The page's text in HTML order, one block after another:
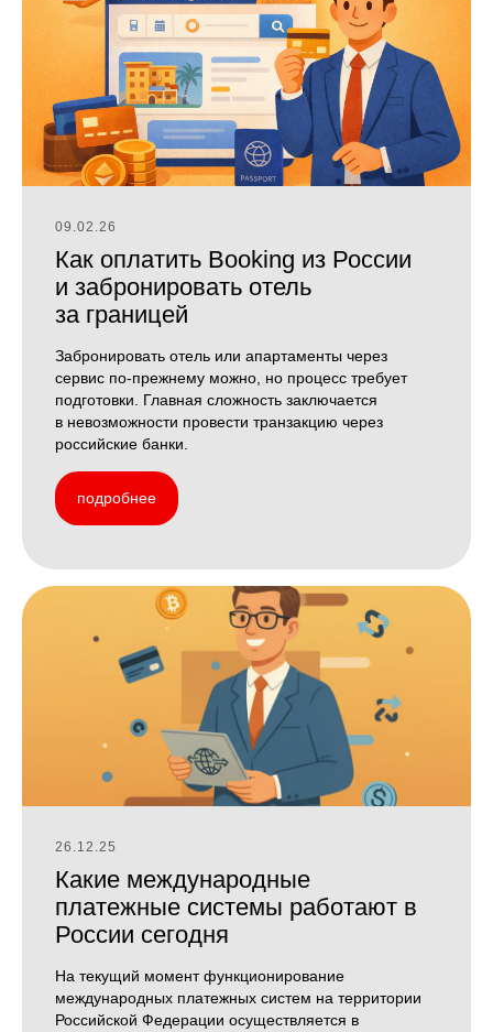
09.02.26
Как оплатить Booking из России
и забронировать отель
за границей
Забронировать отель или апартаменты через
сервис по-прежнему можно, но процесс требует
подготовки. Главная сложность заключается
в невозможности провести транзакцию через
российские банки.
подробнее
26.12.25
Какие международные
платежные системы работают в
России сегодня
На текущий момент функционирование
международных платежных систем на территории
Российской Федерации осуществляется в